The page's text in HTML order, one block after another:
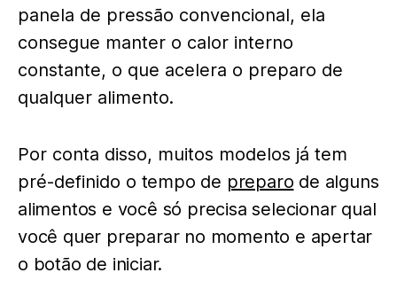
panela de pressão convencional, ela
consegue manter o calor interno
constante, o que acelera o preparo de
qualquer alimento.
Por conta disso, muitos modelos já tem
pré-definido o tempo de preparo de alguns
alimentos e você só precisa selecionar qual
você quer preparar no momento e apertar
o botão de iniciar.